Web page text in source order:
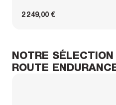
2 249,00 €
NOTRE
ROUTE